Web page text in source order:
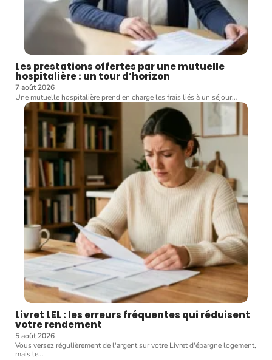
Les prestations offertes par une mutuelle
hospitalière : un tour d’horizon
7 août 2026
Une mutuelle hospitalière prend en charge les frais liés à un séjour…
Livret LEL : les erreurs fréquentes qui réduisent
votre rendement
5 août 2026
Vous versez régulièrement de l'argent sur votre Livret d'épargne logement,
mais le…